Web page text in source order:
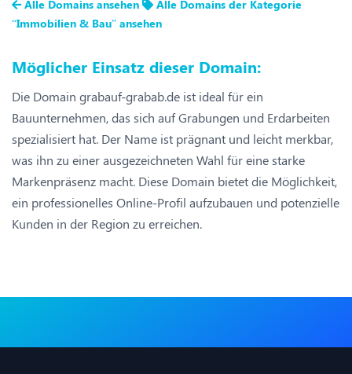
Alle Domains ansehen
Alle Domains der Kategorie
“Immobilien & Bau” ansehen
Möglicher Einsatz dieser Domain:
Die Domain grabauf-grabab.de ist ideal für ein
Bauunternehmen, das sich auf Grabungen und Erdarbeiten
spezialisiert hat. Der Name ist prägnant und leicht merkbar,
was ihn zu einer ausgezeichneten Wahl für eine starke
Markenpräsenz macht. Diese Domain bietet die Möglichkeit,
ein professionelles Online-Profil aufzubauen und potenzielle
Kunden in der Region zu erreichen.